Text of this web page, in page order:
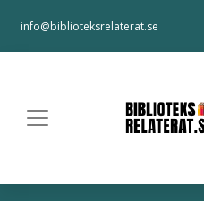
info@biblioteksrelaterat.se